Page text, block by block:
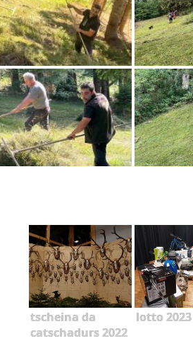
tscheina da
catschadurs 2022
lotto 2023